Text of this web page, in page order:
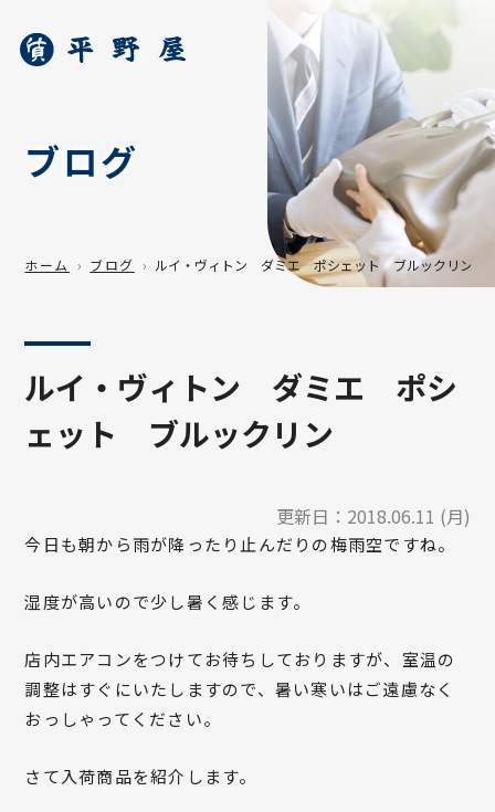
ブログ
ホーム ブログ ルイ・ヴィトン ダミエ ポシェット ブルックリン
ルイ・ヴィトン ダミエ ポシ
ェット ブルックリン
更新日： 2018.06.11 (月)
今日も朝から雨が降ったり止んだりの梅雨空ですね。
湿度が高いので少し暑く感じます。
店内エアコンをつけてお待ちしておりますが、室温の
調整はすぐにいたしますので、暑い寒いはご遠慮なく
おっしゃってください。
さて入荷商品を紹介します。